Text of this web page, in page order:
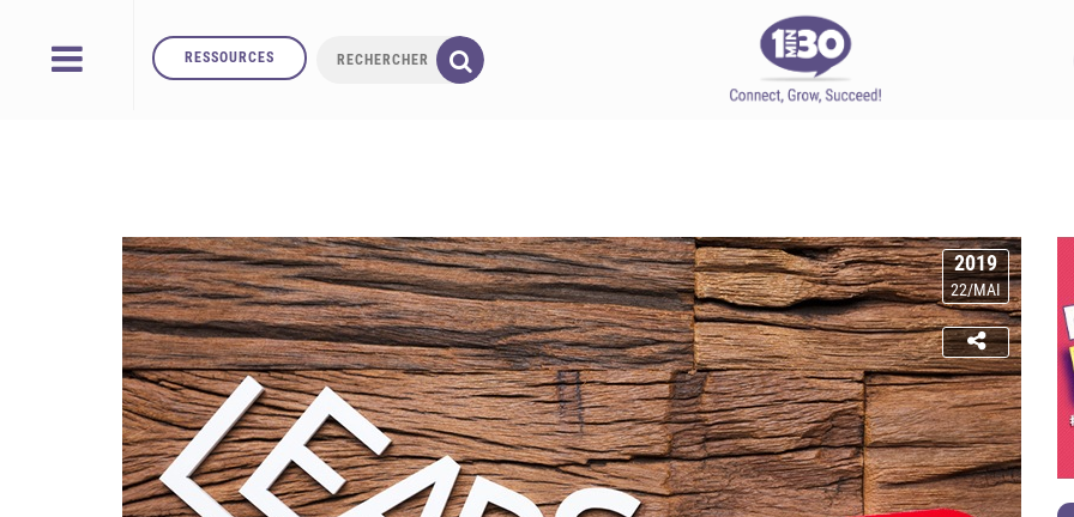
RESSOURCES
2019
22/MAI